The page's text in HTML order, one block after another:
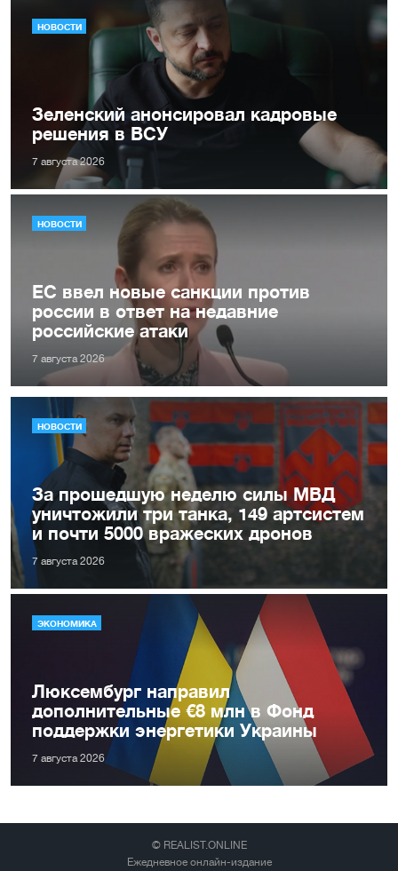
НОВОСТИ
Зеленский анонсировал кадровые
решения в ВСУ
7 августа 2026
НОВОСТИ
ЕС ввел новые санкции против
россии в ответ на недавние
российские атаки
7 августа 2026
НОВОСТИ
За прошедшую неделю силы МВД
уничтожили три танка, 149 артсистем
и почти 5000 вражеских дронов
7 августа 2026
ЭКОНОМИКА
Люксембург направил
дополнительные €8 млн в Фонд
поддержки энергетики Украины
7 августа 2026
© REALIST.ONLINE
Ежедневное онлайн-издание